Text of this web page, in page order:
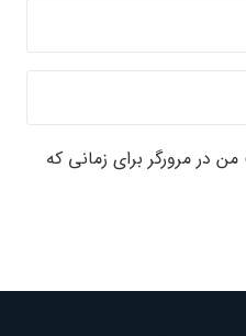
در مرورگر برای زمانی که